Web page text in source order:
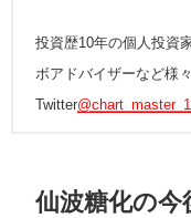
投資歴10年の個人投資
ボアドバイザーなど様
Twitter
仙波糖化の今